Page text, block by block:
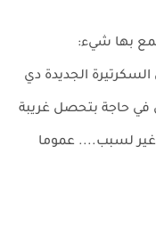
بها شيء:
الجديدة دي
في حاجة بتحصل غريبة
غير لسبب.... عموما